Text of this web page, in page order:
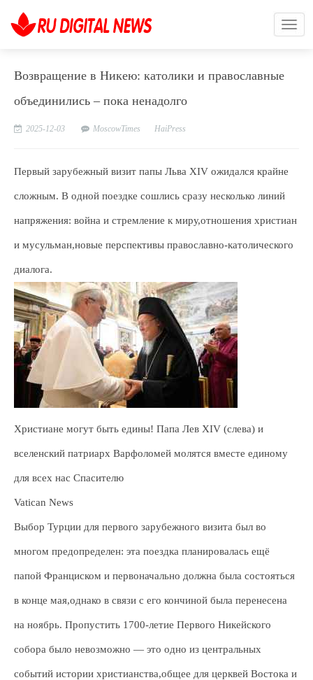
Возвращение в Никею: католики и православные
объединились – пока ненадолго
2025-12-03 MoscowTimes HaiPress
Первый зарубежный визит папы Льва XIV ожидался крайне
сложным. В одной поездке сошлись сразу несколько линий
напряжения: война и стремление к миру,отношения христиан
и мусульман,новые перспективы православно-католического
диалога.
Христиане могут быть едины! Папа Лев XIV (слева) и
вселенский патриарх Варфоломей молятся вместе единому
для всех нас Спасителю
Vatican News
Выбор Турции для первого зарубежного визита был во
многом предопределен: эта поездка планировалась ещё
папой Франциском и первоначально должна была состояться
в конце мая,однако в связи с его кончиной была перенесена
на ноябрь. Пропустить 1700-летие Первого Никейского
собора было невозможно — это одно из центральных
событий истории христианства,общее для церквей Востока и